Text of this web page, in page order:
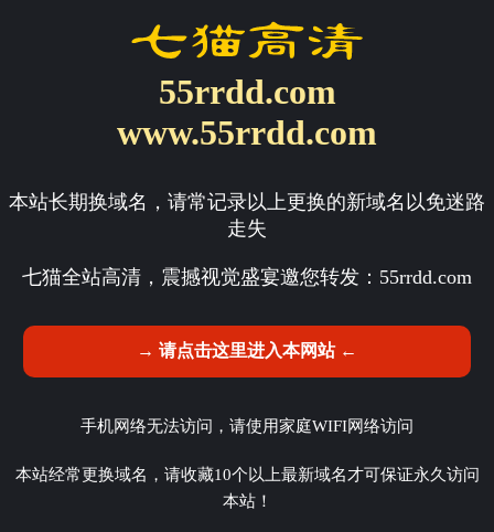
55rrdd.com
www.55rrdd.com
本站长期换域名，请常记录以上更换的新域名以免迷路
走失
七猫全站高清，震撼视觉盛宴邀您转发： 55rrdd.com
→ 请点击这里进入本网站 ←
手机网络无法访问，请使用家庭WIFI网络访问
本站经常更换域名，请收藏10个以上最新域名才可保证永久访问
本站！